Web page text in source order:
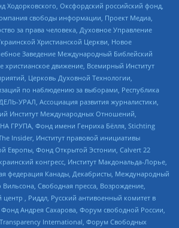
Ходорковского, Оксфордский российский фонд,
свободы информации, Проект Медиа,
за права человека, Духовное Управление
Христианской Церкви, Новое
Заведение Международный Библейский
движение, Всемирный Институт
Церковь Духовной Технологии,
по наблюдению за выборами, Республика
УРАЛ, Ассоциация развития журналистики,
Институт Международных Отношений,
ГРУПА, Фонд имени Генриха Бёлля, Stichting
Insider, Институт правовой инициативы
Европы, Фонд Открытой Эстонии, Calvert 22
конгресс, Институт Макдональда-Лорье,
федерация Канады, Декабристы, Международный
Свободная пресса, Возрождение,
центр , Риддл, Русский антивоенный комитет в
Андрея Сахарова, Форум свободной России,
International, Форум Свободных